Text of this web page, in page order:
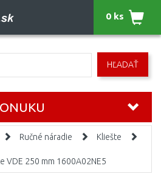
HĽADAŤ
0 ks
Ručné náradie
Kliešte
VDE 250 mm 1600A02NE5